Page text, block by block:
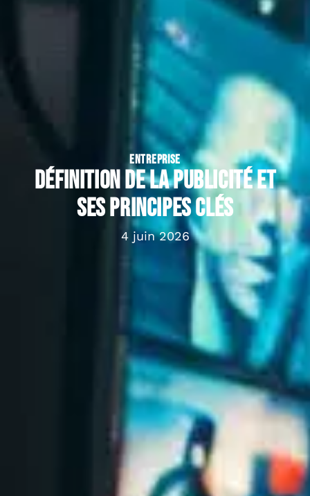
ENTREPRISE
Définition de la publicité et
ses principes clés
4 juin 2026